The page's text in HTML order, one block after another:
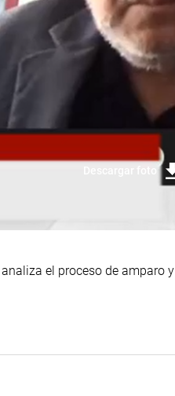
el proceso de amparo y